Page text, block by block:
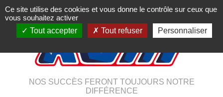
NOS SUCCÈS FERONT TOUJOURS NOTRE
DIFFÉRENCE
Ce site utilise des cookies et vous donne le contrôle sur ceux que
vous souhaitez activer
Tout accepter
Tout refuser Personnaliser